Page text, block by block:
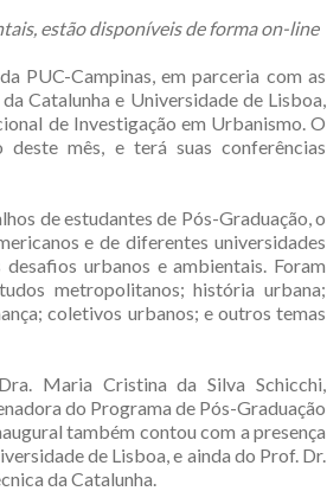
estão disponíveis de forma on-line
PUC-Campinas, em parceria com as
Catalunha e Universidade de Lisboa,
de Investigação em Urbanismo. O
mês, e terá suas conferências
de estudantes de Pós-Graduação, o
e de diferentes universidades
urbanos e ambientais. Foram
metropolitanos; história urbana;
coletivos urbanos; e outros temas
Maria Cristina da Silva Schicchi,
do Programa de Pós-Graduação
também contou com a presença
de Lisboa, e ainda do Prof. Dr.
da Catalunha.